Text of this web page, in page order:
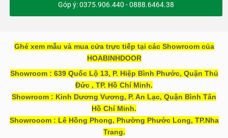
Góp ý: 0375.906.440 - 0888.6464.38
Ghé xem mẫu và mua cửa trực tiếp tại các Showroom của
HOABINHDOOR
Showroom : 639 Quốc Lộ 13, P. Hiệp Bình Phước, Quận Thủ
Đức , TP. Hồ Chí Minh.
Showroom : Kinh Dương Vương, P. An Lạc, Quận Bình Tân
Hồ Chí Minh.
Showrooom : Lê Hồng Phong, Phường Phước Long, TP.Nha
Trang.